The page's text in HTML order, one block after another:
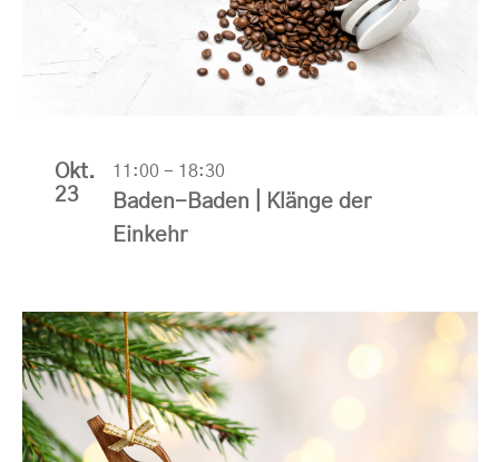
View
Okt.
23
11:00 - 18:30
Baden-Baden | Klänge der
Einkehr